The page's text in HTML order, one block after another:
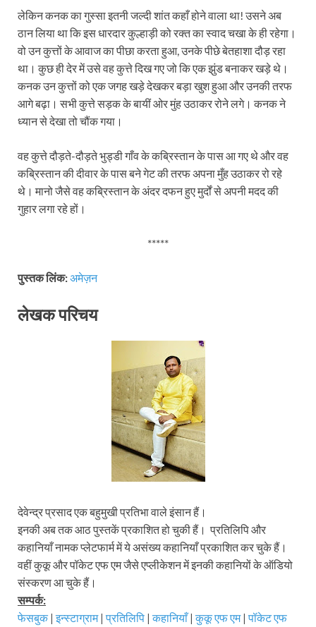
लेकिन कनक का गुस्सा इतनी जल्दी शांत कहाँ होने वाला था! उसने अब
ठान लिया था कि इस धारदार कुल्हाड़ी को रक्त का स्वाद चखा के ही रहेगा।
वो उन कुत्तों के आवाज का पीछा करता हुआ, उनके पीछे बेतहाशा दौड़ रहा
था। कुछ ही देर में उसे वह कुत्ते दिख गए जो कि एक झुंड बनाकर खड़े थे।
कनक उन कुत्तों को एक जगह खड़े देखकर बड़ा खुश हुआ और उनकी तरफ
आगे बढ़ा। सभी कुत्ते सड़क के बायीं ओर मुंह उठाकर रोने लगे। कनक ने
ध्यान से देखा तो चौंक गया।
वह कुत्ते दौड़ते-दौड़ते भुड्डी गाँव के कब्रिस्तान के पास आ गए थे और वह
कब्रिस्तान की दीवार के पास बने गेट की तरफ अपना मुँह उठाकर रो रहे
थे। मानो जैसे वह कब्रिस्तान के अंदर दफन हुए मुर्दों से अपनी मदद की
गुहार लगा रहे हों।
*****
पुस्तक लिंक:अमेज़न
लेखक परिचय
देवेन्द्र प्रसाद एक बहुमुखी प्रतिभा वाले इंसान हैं।
इनकी अब तक आठ पुस्तकें प्रकाशित हो चुकी हैं। प्रतिलिपि और
कहानियाँ नामक प्लेटफार्म में ये असंख्य कहानियाँ प्रकाशित कर चुके हैं।
वहीं कुकू और पॉकेट एफ एम जैसे एप्लीकेशन में इनकी कहानियों के ऑडियो
संस्करण आ चुके हैं।
सम्पर्क:
फेसबुक |इन्स्टाग्राम|प्रतिलिपि |कहानियाँ|कुकू एफ एम|पॉकेट एफ